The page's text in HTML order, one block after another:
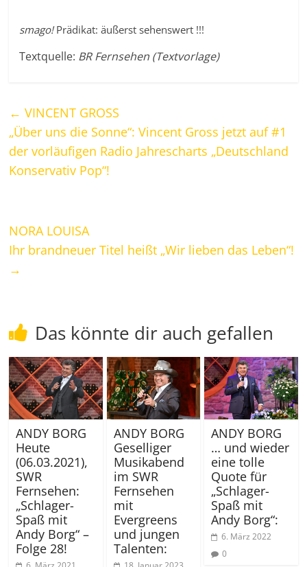
smago!Prädikat: äußerst sehenswert !!!
Textquelle: BR Fernsehen (Textvorlage)
← VINCENT GROSS
„Über uns die Sonne“: Vincent Gross jetzt auf #1
der vorläufigen Radio Jahrescharts „Deutschland
Konservativ Pop“!
NORA LOUISA
Ihr brandneuer Titel heißt „Wir lieben das Leben“!
→
Das könnte dir auch gefallen
ANDY BORG
Heute
(06.03.2021),
SWR
Fernsehen:
„Schlager-
Spaß mit
Andy Borg“ –
Folge 28!
ANDY BORG
Geselliger
Musikabend
im SWR
Fernsehen
mit
Evergreens
und jungen
Talenten:
ANDY BORG
… und wieder
eine tolle
Quote für
„Schlager-
Spaß mit
Andy Borg“:
6. März 2022
0